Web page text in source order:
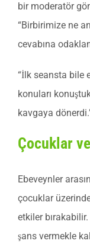
bir moderatör
“Birbirimize ne
cevabına
“İlk seansta bile
konuları
kavgaya
Çocuklar
Ebeveynler
çocuklar
etkiler
şans vermekle